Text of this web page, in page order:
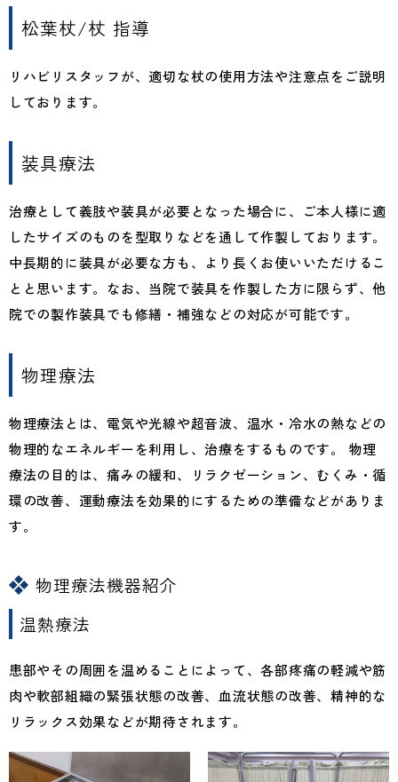
松葉杖/杖 指導
リハビリスタッフが、適切な杖の使用方法や注意点をご説明
しております。
装具療法
治療として義肢や装具が必要となった場合に、ご本人様に適
したサイズのものを型取りなどを通して作製しております。
中長期的に装具が必要な方も、より長くお使いいただけるこ
とと思います。なお、当院で装具を作製した方に限らず、他
院での製作装具でも修繕・補強などの対応が可能です。
物理療法
物理療法とは、電気や光線や超音波、温水・冷水の熱などの
物理的なエネルギーを利用し、治療をするものです。 物理
療法の目的は、痛みの緩和、リラクゼーション、むくみ・循
環の改善、運動療法を効果的にするための準備などがありま
す。
物理療法機器紹介
温熱療法
患部やその周囲を温めることによって、各部疼痛の軽減や筋
肉や軟部組織の緊張状態の改善、血流状態の改善、精神的な
リラックス効果などが期待されます。